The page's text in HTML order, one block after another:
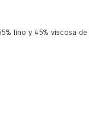
lino y 45% viscosa de